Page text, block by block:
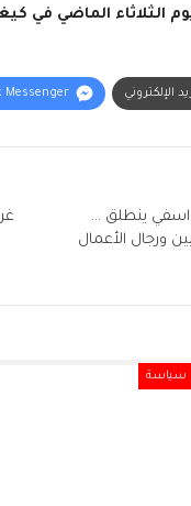
الماضي في
الإلكتروني Messenger
اسفي ينطلق …
ورجال الأعمال
سياسة